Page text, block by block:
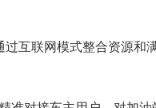
互联网模式整合资源和